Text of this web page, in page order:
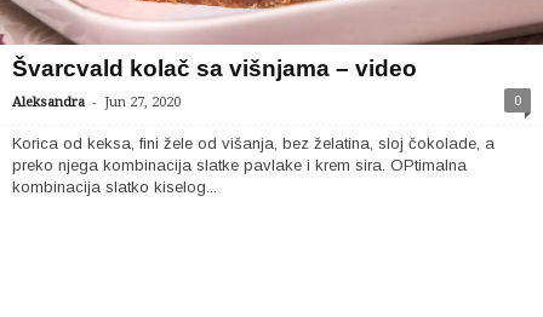
Švarcvald kolač sa višnjama – video
Aleksandra - Jun 27, 2020 0
Korica od keksa, fini žele od višanja, bez želatina, sloj čokolade, a
preko njega kombinacija slatke pavlake i krem sira. OPtimalna
kombinacija slatko kiselog...